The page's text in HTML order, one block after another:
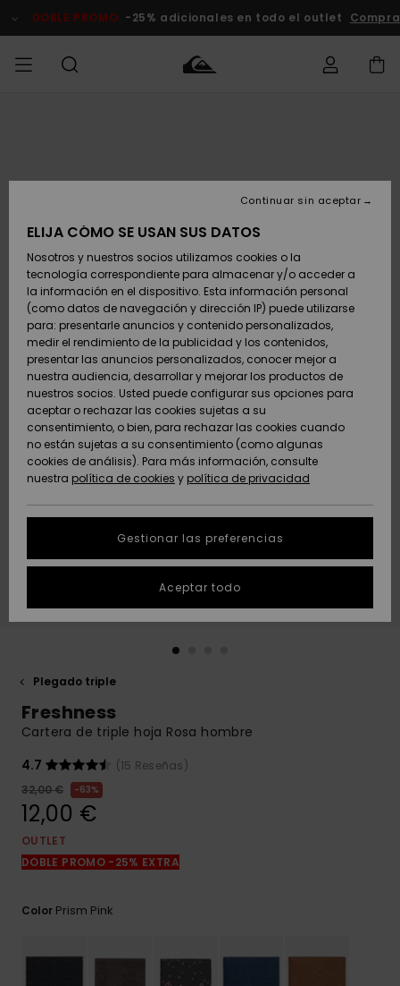
del
DOBLE PROMO -25% adicionales en todo el outlet
Zapatos y
chanclas
Surf
Snow
Novedades
Destacados
Zapatos y
chanclas
Surf
Snow
Novedades
Destacados
Destacados
Snow
SURF
Highlights
Comunidad
SNOW
Snow Niños
Tienda
Snow Mujer
Destacados
Comunidad
DOBLE
PROMO
Outlet
Mujer
AYUDA &
CONTACTO
Envio
Devoluciones
Pago
Tarjeta de
regalo
Quiksilver
Freedom
Protección de
datos
personales
Inicia una
conversación
más rápida a
Encuentra
respuestas a
las preguntas
formulario de
contacto.
SOSTENIBILIDAD
Plegado triple
Freshness
Cartera de triple hoja Rosa hombre
4.7
(15 Reseñas)
32,00 €
63%
12,00 €
OUTLET
DOBLE PROMO -25% EXTRA
Color Prism Pink
ELIJA CÓMO SE USAN SUS DATOS
Nosotros y nuestros socios utilizamos cookies o la
tecnología correspondiente para almacenar y/o acceder a
la información en el dispositivo. Esta información personal
(como datos de navegación y dirección IP) puede utilizarse
para: presentarle anuncios y contenido personalizados,
medir el rendimiento de la publicidad y los contenidos,
presentar las anuncios personalizados, conocer mejor a
nuestra audiencia, desarrollar y mejorar los productos de
nuestros socios. Usted puede configurar sus opciones para
aceptar o rechazar las cookies sujetas a su
consentimiento, o bien, para rechazar las cookies cuando
no están sujetas a su consentimiento (como algunas
cookies de análisis). Para más información, consulte
nuestra política de cookies y política de privacidad
Gestionar las preferencias
Continuar sin aceptar
Aceptar todo